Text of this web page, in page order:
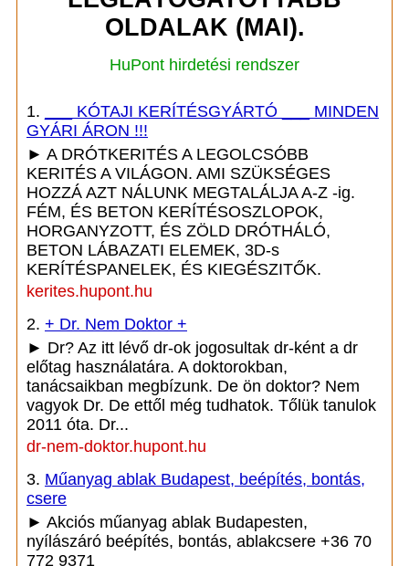
OLDALAK (MAI).
HuPont hirdetési rendszer
1.
___ KÓTAJI KERÍTÉSGYÁRTÓ ___ MINDEN
GYÁRI ÁRON !!!
► A DRÓTKERITÉS A LEGOLCSÓBB
KERITÉS A VILÁGON. AMI SZÜKSÉGES
HOZZÁ AZT NÁLUNK MEGTALÁLJA A-Z -ig.
FÉM, ÉS BETON KERÍTÉSOSZLOPOK,
HORGANYZOTT, ÉS ZÖLD DRÓTHÁLÓ,
BETON LÁBAZATI ELEMEK, 3D-s
KERÍTÉSPANELEK, ÉS KIEGÉSZITŐK.
kerites.hupont.hu
2. + Dr. Nem Doktor +
► Dr? Az itt lévő dr-ok jogosultak dr-ként a dr
előtag használatára. A doktorokban,
tanácsaikban megbízunk. De ön doktor? Nem
vagyok Dr. De ettől még tudhatok. Tőlük tanulok
2011 óta. Dr...
dr-nem-doktor.hupont.hu
3. Műanyag ablak Budapest, beépítés, bontás,
csere
► Akciós műanyag ablak Budapesten,
nyílászáró beépítés, bontás, ablakcsere +36 70
772 9371